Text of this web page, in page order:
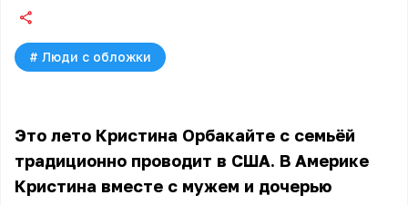
# Люди с обложки
Это лето Кристина Орбакайте с семьёй
традиционно проводит в США. В Америке
Кристина вместе с мужем и дочерью